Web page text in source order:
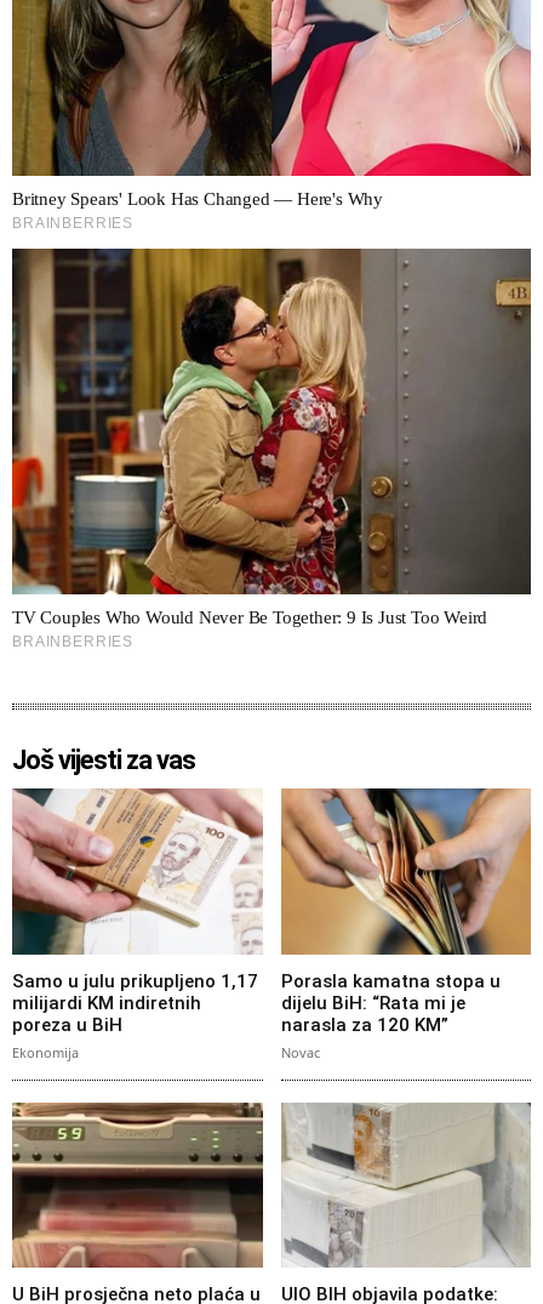
Još vijesti za vas
Samo u julu prikupljeno 1,17
milijardi KM indiretnih
poreza u BiH
Ekonomija
Porasla kamatna stopa u
dijelu BiH: “Rata mi je
narasla za 120 KM”
Novac
U BiH prosječna neto plaća u UIO BIH objavila podatke: